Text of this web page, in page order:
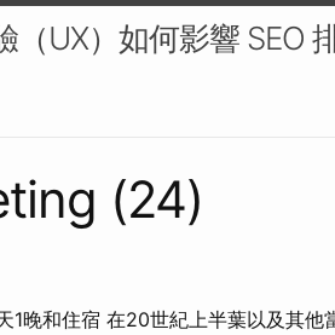
（UX）如何影響 SEO
(24)
1晚和住宿 在20世紀上半葉以及其